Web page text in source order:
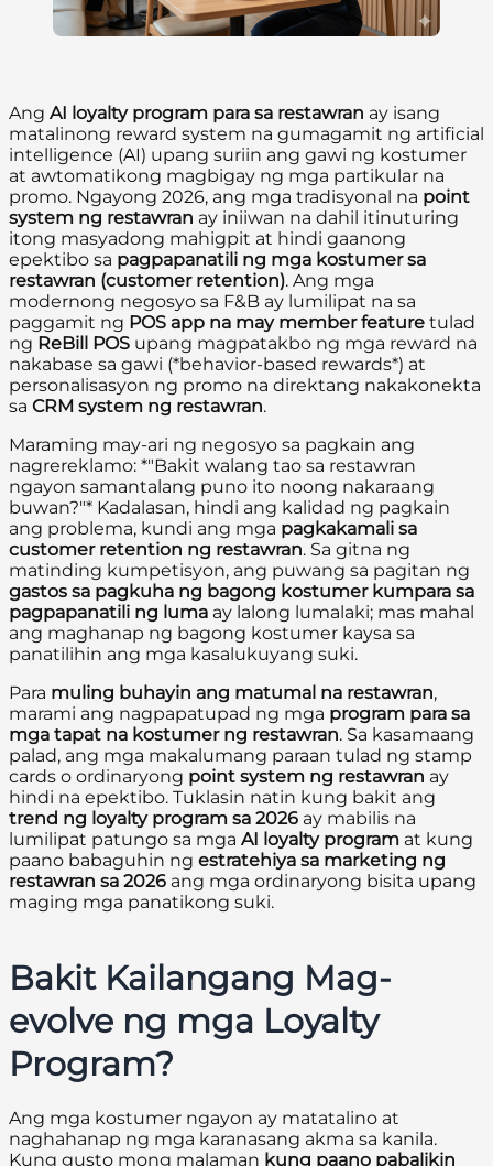
Ang AI loyalty program para sa restawran ay isang
matalinong reward system na gumagamit ng artificial
intelligence (AI) upang suriin ang gawi ng kostumer
at awtomatikong magbigay ng mga partikular na
promo. Ngayong 2026, ang mga tradisyonal na point
system ng restawran ay iniiwan na dahil itinuturing
itong masyadong mahigpit at hindi gaanong
epektibo sa pagpapanatili ng mga kostumer sa
restawran (customer retention). Ang mga
modernong negosyo sa F&B ay lumilipat na sa
paggamit ng POS app na may member feature tulad
ng ReBill POS upang magpatakbo ng mga reward na
nakabase sa gawi (*behavior-based rewards*) at
personalisasyon ng promo na direktang nakakonekta
sa CRM system ng restawran.
Maraming may-ari ng negosyo sa pagkain ang
nagrereklamo: *"Bakit walang tao sa restawran
ngayon samantalang puno ito noong nakaraang
buwan?"* Kadalasan, hindi ang kalidad ng pagkain
ang problema, kundi ang mga pagkakamali sa
customer retention ng restawran. Sa gitna ng
matinding kumpetisyon, ang puwang sa pagitan ng
gastos sa pagkuha ng bagong kostumer kumpara sa
pagpapanatili ng luma ay lalong lumalaki; mas mahal
ang maghanap ng bagong kostumer kaysa sa
panatilihin ang mga kasalukuyang suki.
Para muling buhayin ang matumal na restawran,
marami ang nagpapatupad ng mga program para sa
mga tapat na kostumer ng restawran. Sa kasamaang
palad, ang mga makalumang paraan tulad ng stamp
cards o ordinaryong point system ng restawran ay
hindi na epektibo. Tuklasin natin kung bakit ang
trend ng loyalty program sa 2026 ay mabilis na
lumilipat patungo sa mga AI loyalty program at kung
paano babaguhin ng estratehiya sa marketing ng
restawran sa 2026 ang mga ordinaryong bisita upang
maging mga panatikong suki.
Bakit Kailangang Mag-
evolve ng mga Loyalty
Program?
Ang mga kostumer ngayon ay matatalino at
naghahanap ng mga karanasang akma sa kanila.
Kung gusto mong malaman kung paano pabalikin